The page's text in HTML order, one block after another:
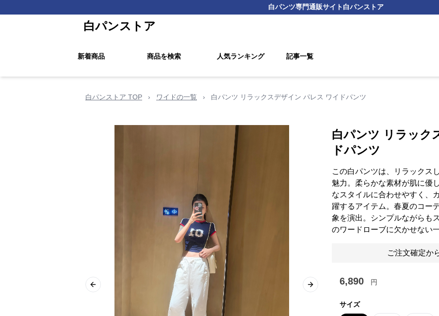
白パンツ専門通販サイト白パンストア
白パンストア
新着商品 商品を検索 人気ランキング 記事一覧
白パンストア TOP › ワイドの一覧 › 白パンツ リラックスデザイン パレス ワイドパンツ
Previous slide Next slide
白パンツ リラック
ドパンツ
この白パンツは、リラックス
魅力。柔らかな素材が肌に優
なスタイルに合わせやすく、
躍するアイテム。春夏のコー
象を演出。シンプルながらも
のワードローブに欠かせない一
ご注文確定か
6,890 円
サイズ